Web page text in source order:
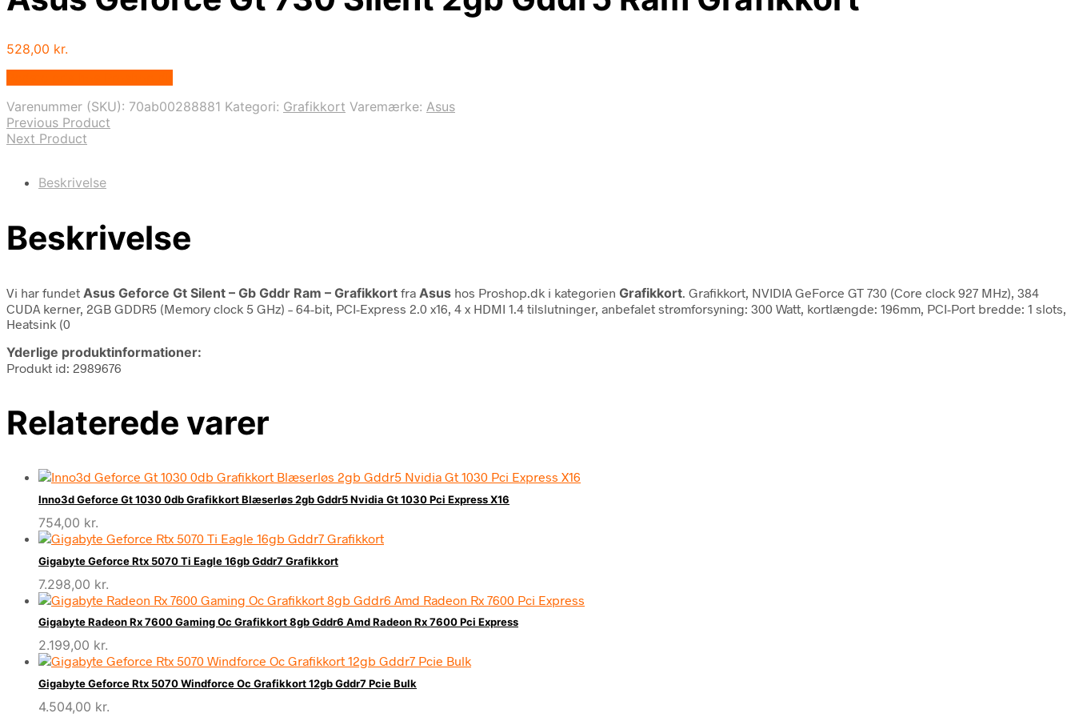
528,00 kr.
Varenummer (SKU): 70ab00288881 Kategori: Grafikkort Varemærke: Asus
Previous Product
Next Product
Beskrivelse
Beskrivelse
Vi har fundet Asus Geforce Gt Silent – Gb Gddr Ram – Grafikkort fra Asus hos Proshop.dk i kategorien Grafikkort . Grafikkort, NVIDIA GeForce GT 730 (Core clock 927 MHz), 384
CUDA kerner, 2GB GDDR5 (Memory clock 5 GHz) – 64-bit, PCI-Express 2.0 x16, 4 x HDMI 1.4 tilslutninger, anbefalet strømforsyning: 300 Watt, kortlængde: 196mm, PCI-Port bredde: 1 slots,
Heatsink (0
Yderlige produktinformationer:
Produkt id: 2989676
Relaterede varer
Inno3d Geforce Gt 1030 0db Grafikkort Blæserløs 2gb Gddr5 Nvidia Gt 1030 Pci Express X16
754,00 kr.
Gigabyte Geforce Rtx 5070 Ti Eagle 16gb Gddr7 Grafikkort
7.298,00 kr.
Gigabyte Radeon Rx 7600 Gaming Oc Grafikkort 8gb Gddr6 Amd Radeon Rx 7600 Pci Express
2.199,00 kr.
Gigabyte Geforce Rtx 5070 Windforce Oc Grafikkort 12gb Gddr7 Pcie Bulk
4.504,00 kr.